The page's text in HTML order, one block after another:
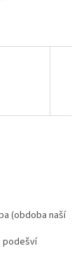
(obdoba naší
podešví